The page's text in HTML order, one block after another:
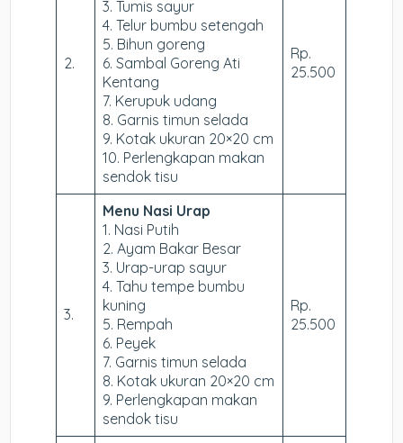
2.
3. Tumis sayur
4. Telur bumbu setengah
5. Bihun goreng
6. Sambal Goreng Ati
Kentang
7. Kerupuk udang
8. Garnis timun selada
9. Kotak ukuran 20×20 cm
10. Perlengkapan makan
sendok tisu
Rp.
25.500
3.
Menu Nasi Urap
1. Nasi Putih
2. Ayam Bakar Besar
3. Urap-urap sayur
4. Tahu tempe bumbu
kuning
5. Rempah
6. Peyek
7. Garnis timun selada
8. Kotak ukuran 20×20 cm
9. Perlengkapan makan
sendok tisu
Rp.
25.500